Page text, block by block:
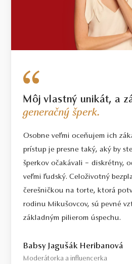
Môj vlastný unikát, a
generačný šperk.
Osobne veľmi oceňujem ich
prístup je presne taký, aký by
šperkov očakávali – diskrétny,
veľmi ľudský. Celoživotný
čerešničkou na torte, ktorá
rodinu Mikušovcov, sú pevné
základným pilierom úspechu.
Babsy Jagušák Heribanová
Moderátorka a influencerka